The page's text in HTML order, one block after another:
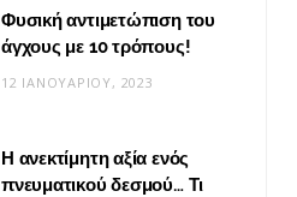
Φυσική αντιμετώπιση του
άγχους με 10 τρόπους!
12 ΙΑΝΟΥΑΡΊΟΥ, 2023
Η ανεκτίμητη αξία ενός
πνευματικού δεσμού… Τι